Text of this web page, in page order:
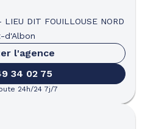
LIEU DIT FOUILLOUSE NORD
d'Albon
l'agence
34 02 75
24h/24 7j/7